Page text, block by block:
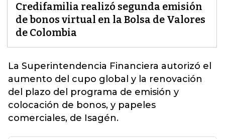
Credifamilia realizó segunda emisión
de bonos virtual en la Bolsa de Valores
de Colombia
La Superintendencia Financiera autorizó el
aumento del cupo global y la renovación
del plazo del programa de emisión y
colocación de bonos, y papeles
comerciales, de Isagén.